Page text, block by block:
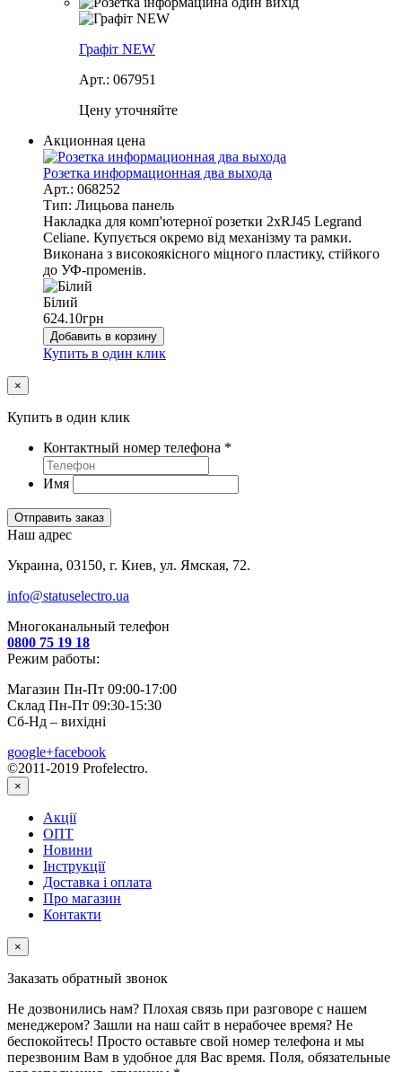
Графіт NEW
Арт.: 067951
Цену уточняйте
Акционная цена
Розетка информационная два выхода
Арт.: 068252
Тип: Лицьова панель
Накладка для комп'ютерної розетки 2хRJ45 Legrand
Celiane. Купується окремо від механізму та рамки.
Виконана з високоякісного міцного пластику, стійкого
до УФ-променів.
Білий
624.10грн
Добавить в корзину
Купить в один клик
×
Купить в один клик
Контактный номер телефона *
Имя
Отправить заказ
Наш адрес
Украина, 03150, г. Киев, ул. Ямская, 72.
info@statuselectro.ua
Многоканальный телефон
0800 75 19 18
Режим работы:
Магазин Пн-Пт 09:00-17:00
Склад Пн-Пт 09:30-15:30
Сб-Нд – вихідні
google+facebook
©2011-2019 Profelectro.
×
Акції
ОПТ
Новини
Інструкції
Доставка і оплата
Про магазин
Контакти
×
Заказать обратный звонок
Не дозвонились нам? Плохая связь при разговоре с нашем
менеджером? Зашли на наш сайт в нерабочее время? Не
беспокойтесь! Просто оставьте свой номер телефона и мы
перезвоним Вам в удобное для Вас время. Поля, обязательные